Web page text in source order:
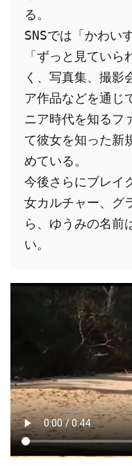
る。
SNSでは「かわい
「ずっと見てい
く、写真集、撮影
ア作品などを通じ
ニア時代を知るフ
て彼女を知った新
めている。
今後さらにブレイ
女カルチャー、グ
ら、ゆうみの名前
い。